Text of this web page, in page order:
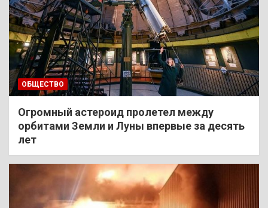
ОБЩЕСТВО
Огромный астероид пролетел между
орбитами Земли и Луны впервые за десять
лет